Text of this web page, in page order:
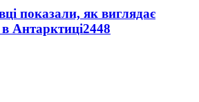
показали, як виглядає
Антарктиці2448